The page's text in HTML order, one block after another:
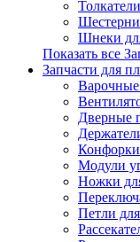
Шестерни
Шнеки
Показать все
Запчасти для
Дверные
Модули
Ножки
Петли